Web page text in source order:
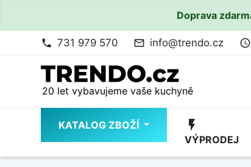
Doprava
phone 731 979 570 mail_outline info@trendo.cz access_time
20 let vybavujeme vaše kuchyně
KATALOG ZBOŽÍ flash_on
VÝPRODEJ